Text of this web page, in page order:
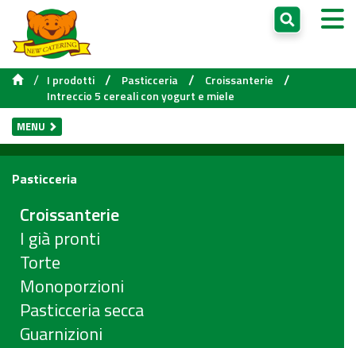
/ I prodotti / Pasticceria / Croissanterie /
Intreccio 5 cereali con yogurt e miele
MENU
Pasticceria
Croissanterie
I già pronti
Torte
Monoporzioni
Pasticceria secca
Guarnizioni